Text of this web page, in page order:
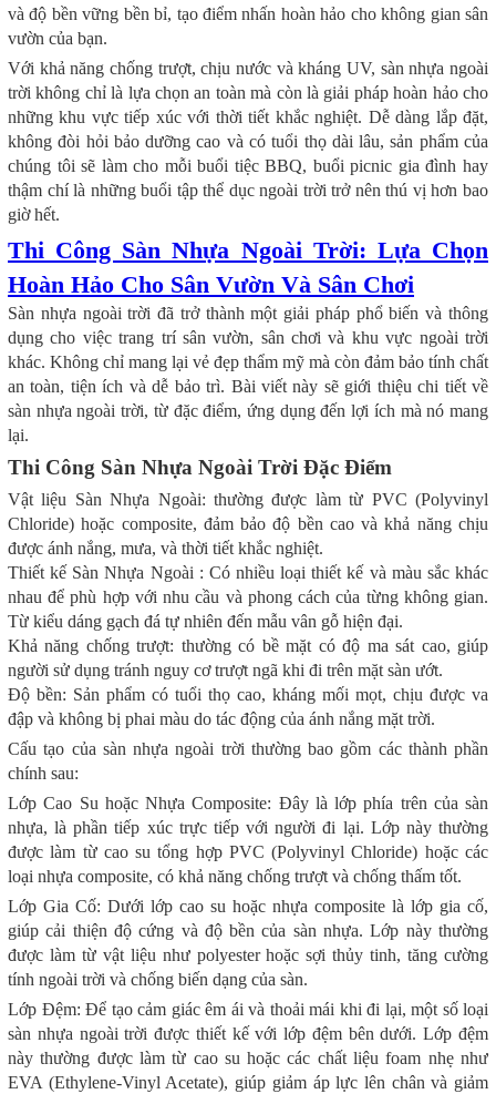
và độ bền vững bền bỉ, tạo điểm nhấn hoàn hảo cho không gian sân
vườn của bạn.
Với khả năng chống trượt, chịu nước và kháng UV, sàn nhựa ngoài
trời không chỉ là lựa chọn an toàn mà còn là giải pháp hoàn hảo cho
những khu vực tiếp xúc với thời tiết khắc nghiệt. Dễ dàng lắp đặt,
không đòi hỏi bảo dưỡng cao và có tuổi thọ dài lâu, sản phẩm của
chúng tôi sẽ làm cho mỗi buổi tiệc BBQ, buổi picnic gia đình hay
thậm chí là những buổi tập thể dục ngoài trời trở nên thú vị hơn bao
giờ hết.
Thi Công Sàn Nhựa Ngoài Trời: Lựa Chọn
Hoàn Hảo Cho Sân Vườn Và Sân Chơi
Sàn nhựa ngoài trời đã trở thành một giải pháp phổ biến và thông
dụng cho việc trang trí sân vườn, sân chơi và khu vực ngoài trời
khác. Không chỉ mang lại vẻ đẹp thẩm mỹ mà còn đảm bảo tính chất
an toàn, tiện ích và dễ bảo trì. Bài viết này sẽ giới thiệu chi tiết về
sàn nhựa ngoài trời, từ đặc điểm, ứng dụng đến lợi ích mà nó mang
lại.
Thi Công Sàn Nhựa Ngoài Trời Đặc Điểm
Vật liệu Sàn Nhựa Ngoài: thường được làm từ PVC (Polyvinyl
Chloride) hoặc composite, đảm bảo độ bền cao và khả năng chịu
được ánh nắng, mưa, và thời tiết khắc nghiệt.
Thiết kế Sàn Nhựa Ngoài : Có nhiều loại thiết kế và màu sắc khác
nhau để phù hợp với nhu cầu và phong cách của từng không gian.
Từ kiểu dáng gạch đá tự nhiên đến mẫu vân gỗ hiện đại.
Khả năng chống trượt: thường có bề mặt có độ ma sát cao, giúp
người sử dụng tránh nguy cơ trượt ngã khi đi trên mặt sàn ướt.
Độ bền: Sản phẩm có tuổi thọ cao, kháng mối mọt, chịu được va
đập và không bị phai màu do tác động của ánh nắng mặt trời.
Cấu tạo của sàn nhựa ngoài trời thường bao gồm các thành phần
chính sau:
Lớp Cao Su hoặc Nhựa Composite: Đây là lớp phía trên của sàn
nhựa, là phần tiếp xúc trực tiếp với người đi lại. Lớp này thường
được làm từ cao su tổng hợp PVC (Polyvinyl Chloride) hoặc các
loại nhựa composite, có khả năng chống trượt và chống thấm tốt.
Lớp Gia Cố: Dưới lớp cao su hoặc nhựa composite là lớp gia cố,
giúp cải thiện độ cứng và độ bền của sàn nhựa. Lớp này thường
được làm từ vật liệu như polyester hoặc sợi thủy tinh, tăng cường
tính ngoài trời và chống biến dạng của sàn.
Lớp Đệm: Để tạo cảm giác êm ái và thoải mái khi đi lại, một số loại
sàn nhựa ngoài trời được thiết kế với lớp đệm bên dưới. Lớp đệm
này thường được làm từ cao su hoặc các chất liệu foam nhẹ như
EVA (Ethylene-Vinyl Acetate), giúp giảm áp lực lên chân và giảm